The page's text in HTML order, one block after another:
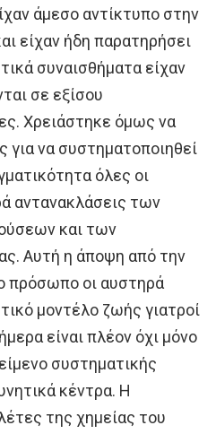
άμεσο αντίκτυπο στην
είχαν ήδη παρατηρήσει
συναισθήματα είχαν
σε εξίσου
Χρειάστηκε όμως να
για να συστηματοποιηθεί
όλες οι
αντανακλάσεις των
και των
Αυτή η άποψη από την
πρόσωπο οι αυστηρά
μοντέλο ζωής γιατροί
είναι πλέον όχι μόνο
συστηματικής
κέντρα. Η
της χημείας του